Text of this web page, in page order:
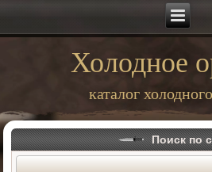
Холодное
каталог
Поиск по